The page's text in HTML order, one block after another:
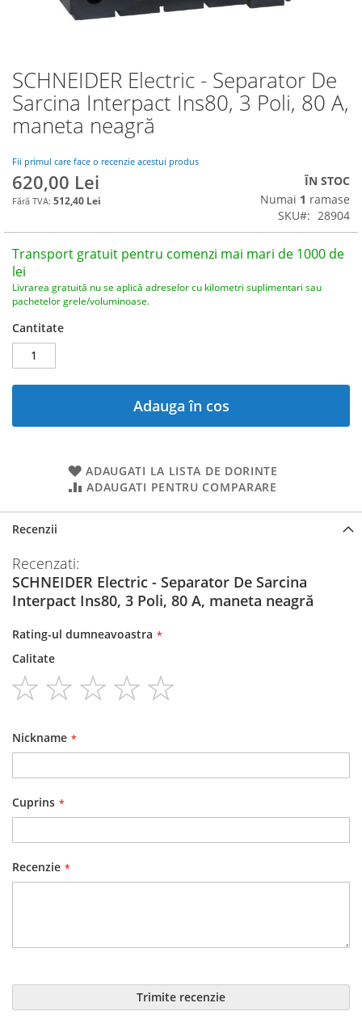
SCHNEIDER Electric - Separator De
Sarcina Interpact Ins80, 3 Poli, 80 A,
maneta neagră
Fii primul care face o recenzie acestui produs
620,00 Lei
512,40 Lei
ÎN STOC
Numai 1 ramase
SKU
28904
Transport gratuit pentru comenzi mai mari de 1000 de
lei
Livrarea gratuită nu se aplică adreselor cu kilometri suplimentari sau
pachetelor grele/voluminoase.
Cantitate
Adauga în cos
ADAUGATI LA LISTA DE DORINTE
ADAUGATI PENTRU COMPARARE
Skip
to
the
beginning
the
images
gallery
Recenzii
Recenzati:
SCHNEIDER Electric - Separator De Sarcina
Interpact Ins80, 3 Poli, 80 A, maneta neagră
Rating-ul dumneavoastra
Calitate
Nickname
Cuprins
Recenzie
Trimite recenzie